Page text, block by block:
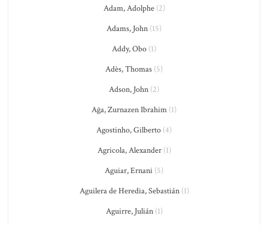
Adam, Adolphe(2)
Adams, John (15)
Addy, Obo (1)
Adès, Thomas (5)
Adson, John (2)
Ağa, Zurnazen Ibrahim (1)
Agostinho, Gilberto (4)
Agricola, Alexander(1)
Aguiar, Ernani (5)
Aguilera de Heredia, Sebastián(1)
Aguirre, Julián(1)